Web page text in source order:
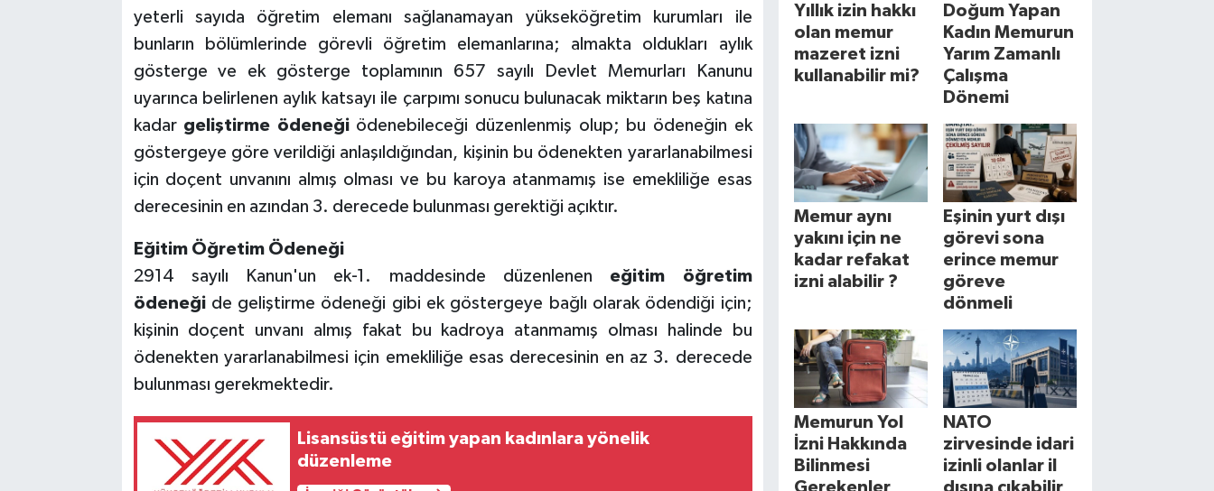
yeterli sayıda öğretim elemanı sağlanamayan yükseköğretim kurumları ile
bunların bölümlerinde görevli öğretim elemanlarına; almakta oldukları aylık
gösterge ve ek gösterge toplamının 657 sayılı Devlet Memurları Kanunu
uyarınca belirlenen aylık katsayı ile çarpımı sonucu bulunacak miktarın beş katına
kadar geliştirme ödeneğiödenebileceği düzenlenmiş olup; bu ödeneğin ek
göstergeye göre verildiği anlaşıldığından, kişinin bu ödenekten yararlanabilmesi
için doçent unvanını almış olması ve bu karoya atanmamış ise emekliliğe esas
derecesinin en azından 3. derecede bulunması gerektiği açıktır.
Eğitim Öğretim Ödeneği
2914 sayılı Kanun'un ek-1. maddesinde düzenlenen eğitim öğretim
ödeneği de geliştirme ödeneği gibi ek göstergeye bağlı olarak ödendiği için;
kişinin doçent unvanı almış fakat bu kadroya atanmamış olması halinde bu
ödenekten yararlanabilmesi için emekliliğe esas derecesinin en az 3. derecede
bulunması gerekmektedir.
Lisansüstü eğitim yapan kadınlara yönelik
düzenleme
Yıllık izin hakkı
olan memur
mazeret izni
kullanabilir mi?
Doğum Yapan
Kadın Memurun
Yarım Zamanlı
Çalışma
Dönemi
Memur aynı
yakını için ne
kadar refakat
izni alabilir ?
Eşinin yurt dışı
görevi sona
erince memur
göreve
dönmeli
Memurun Yol
İzni Hakkında
Bilinmesi
NATO
zirvesinde idari
izinli olanlar il